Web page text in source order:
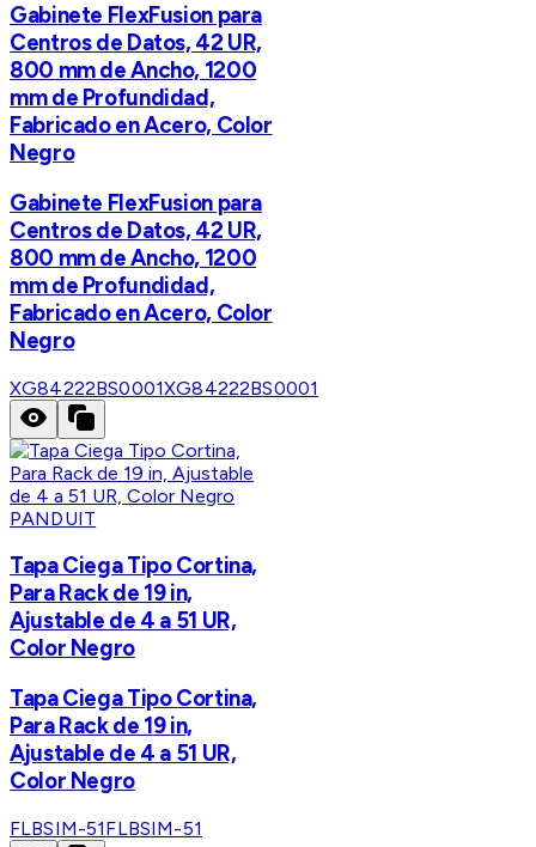
Gabinete FlexFusion para
Centros de Datos, 42 UR,
800 mm de Ancho, 1200
mm de Profundidad,
Fabricado en Acero, Color
Negro
Gabinete FlexFusion para
Centros de Datos, 42 UR,
800 mm de Ancho, 1200
mm de Profundidad,
Fabricado en Acero, Color
Negro
XG84222BS0001XG84222BS0001
PANDUIT
Tapa Ciega Tipo Cortina,
Para Rack de 19 in,
Ajustable de 4 a 51 UR,
Color Negro
Tapa Ciega Tipo Cortina,
Para Rack de 19 in,
Ajustable de 4 a 51 UR,
Color Negro
FLBSIM-51FLBSIM-51